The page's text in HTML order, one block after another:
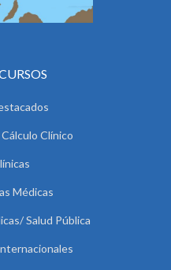
Clínico
Médicas
Salud Pública